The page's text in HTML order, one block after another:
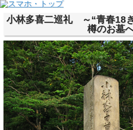
小林多喜二巡礼 ～“青春18
樽のお墓